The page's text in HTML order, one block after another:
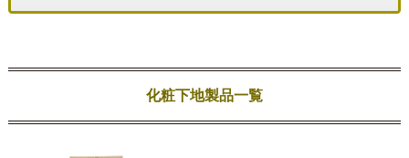
化粧下地製品一覧